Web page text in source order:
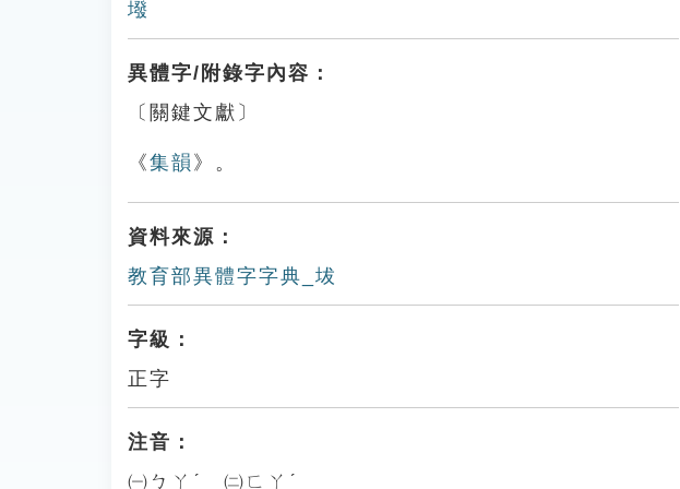
墢
異體字/附錄字內容：
〔關鍵文獻〕
《集韻 》。
資料來源：
教育部異體字字典_坺
字級：
正字
注音：
㈠ㄅㄚˊ ㈡ㄈㄚˊ